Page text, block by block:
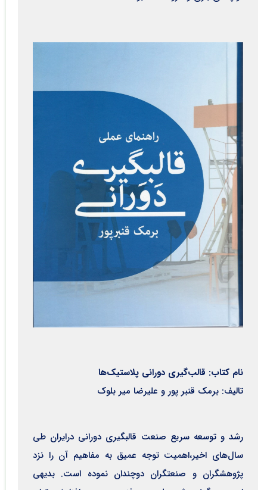
نام کتاب: قالب‌گیری دورانی پلاستیک‌ها
تالیف: برمک قنبر پور و علیرضا میر بلوک
رشد و توسعه سریع صنعت قالبگیری دورانی درایران طی
سال‌های اخیر،اهمیت توجه عمیق به مفاهیم آن را نزد
پژوهشگران و صنعتگران دوچندان نموده است. بدیهی